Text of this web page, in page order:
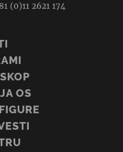
(0)11 2621 174
OS